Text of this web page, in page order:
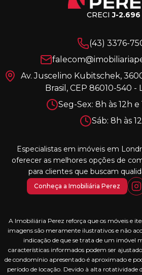
CRECIJ-2.696
(43) 3376-
Av. Juscelino Kubitschek,
Brasil, CEP 86010-540 -
Seg-Sex: 8h às 12h e
Sáb: 8h às
Especialistas em imóveis em
oferecer as melhores opções de
para clientes que buscam
Conheça a Imobiliária Perez
A Imobiliária Perez reforça que os móveis e
imagens são meramente ilustrativos e não
indicação de que se trata de um imóvel
características informados podem ser
de condomínio apresentado é aproximado e
período de locação. Devido à alta rotatividade